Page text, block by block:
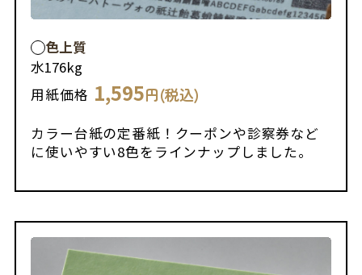
色上質
水176kg
用紙価格 1,595円(税込)
カラー台紙の定番紙！クーポンや診察券など
に使いやすい8色をラインナップしました。